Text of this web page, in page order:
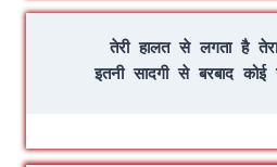
तेरी हालत से लगता है
इतनी सादगी से बरबाद